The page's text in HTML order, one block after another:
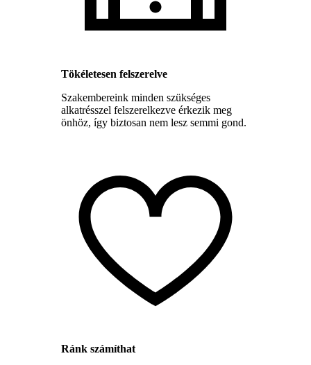
Tökéletesen felszerelve
Szakembereink minden szükséges
alkatrésszel felszerelkezve érkezik meg
önhöz, így biztosan nem lesz semmi gond.
Ránk számíthat